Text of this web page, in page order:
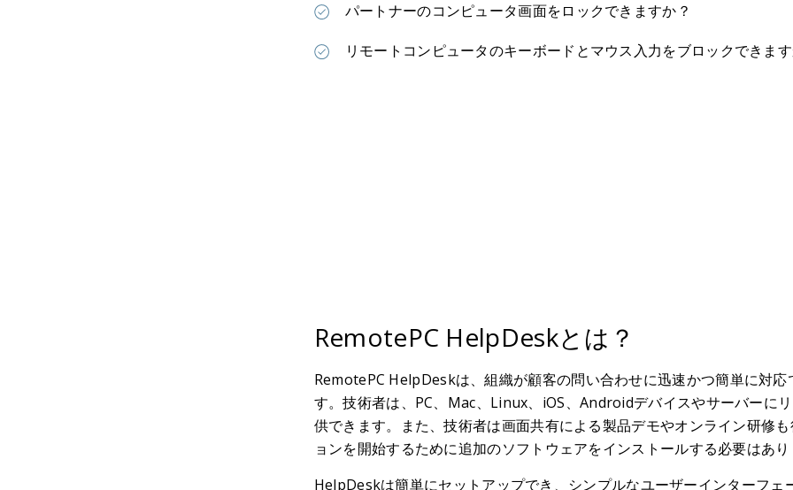
パートナーのコンピュータ画面をロックできますか？
リモートコンピュータのキーボードとマウス入力をブロックできま
RemotePC HelpDeskとは？
RemotePC HelpDeskは、組織が顧客の問い合わせに迅速かつ簡単に対
す。技術者は、PC、Mac、Linux、iOS、Androidデバイスやサーバーに
供できます。また、技術者は画面共有による製品デモやオンライン研修
ョンを開始するために追加のソフトウェアをインストールする必要はあ
HelpDeskは簡単にセットアップでき、シンプルなユーザーインターフ